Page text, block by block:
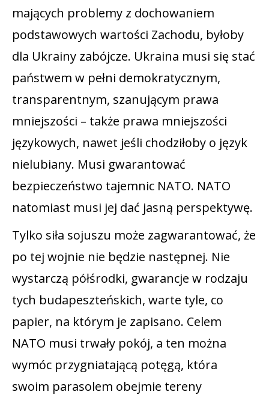
mających problemy z dochowaniem
podstawowych wartości Zachodu, byłoby
dla Ukrainy zabójcze. Ukraina musi się stać
państwem w pełni demokratycznym,
transparentnym, szanującym prawa
mniejszości – także prawa mniejszości
językowych, nawet jeśli chodziłoby o język
nielubiany. Musi gwarantować
bezpieczeństwo tajemnic NATO. NATO
natomiast musi jej dać jasną perspektywę.
Tylko siła sojuszu może zagwarantować, że
po tej wojnie nie będzie następnej. Nie
wystarczą półśrodki, gwarancje w rodzaju
tych budapeszteńskich, warte tyle, co
papier, na którym je zapisano. Celem
NATO musi trwały pokój, a ten można
wymóc przygniatającą potęgą, która
swoim parasolem obejmie tereny